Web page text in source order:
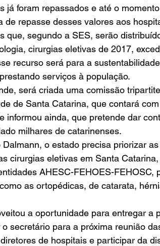
já foram repassados e até o
de repasse desses valores aos
que, segundo a SES, serão
cirurgias eletivas de 2017,
recurso será para a
serviços à população.
será criada uma comissão
de Santa Catarina, que contará
informou ainda, que pretende dar
milhares de catarinenses.
o estado precisa priorizar
cirurgias eletivas em Santa
AHESC-FEHOES-FEHOSC,
as ortopédicas, de catarata,
a oportunidade para entregar a
secretário para a próxima reunião
de hospitais e participar da